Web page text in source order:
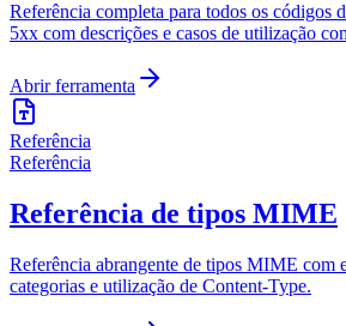
Referência completa para todos os códigos
5xx com descrições e casos de utilização
Abrir ferramenta
Referência
Referência
Referência de tipos MIME
Referência abrangente de tipos MIME com
categorias e utilização de Content-Type.